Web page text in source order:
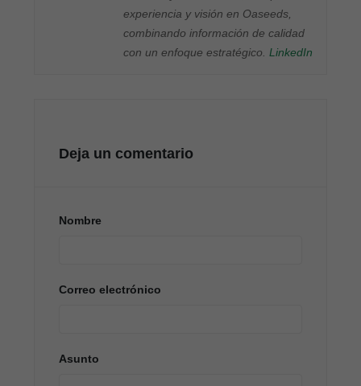
experiencia y visión en Oaseeds,
combinando información de calidad
con un enfoque estratégico. LinkedIn
Deja un comentario
Nombre
Correo electrónico
Asunto